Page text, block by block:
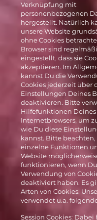
Verknüpfung mit
personenbezogenen
hergestellt. Natürlich
unsere Website
ohne Cookies
Browser sind
eingestellt, dass sie
akzeptieren. Im
kannst Du die
Cookies jederzeit über
Einstellungen Deines
deaktivieren. Bitte
Hilfefunktionen Deines
Internetbrowsers, um
wie Du diese
kannst. Bitte beachten,
einzelne Funktionen
Website
funktionieren, wenn
Verwendung von
deaktiviert haben. Es
Arten von Cookies.
verwendet u.a.
Session Cookies: